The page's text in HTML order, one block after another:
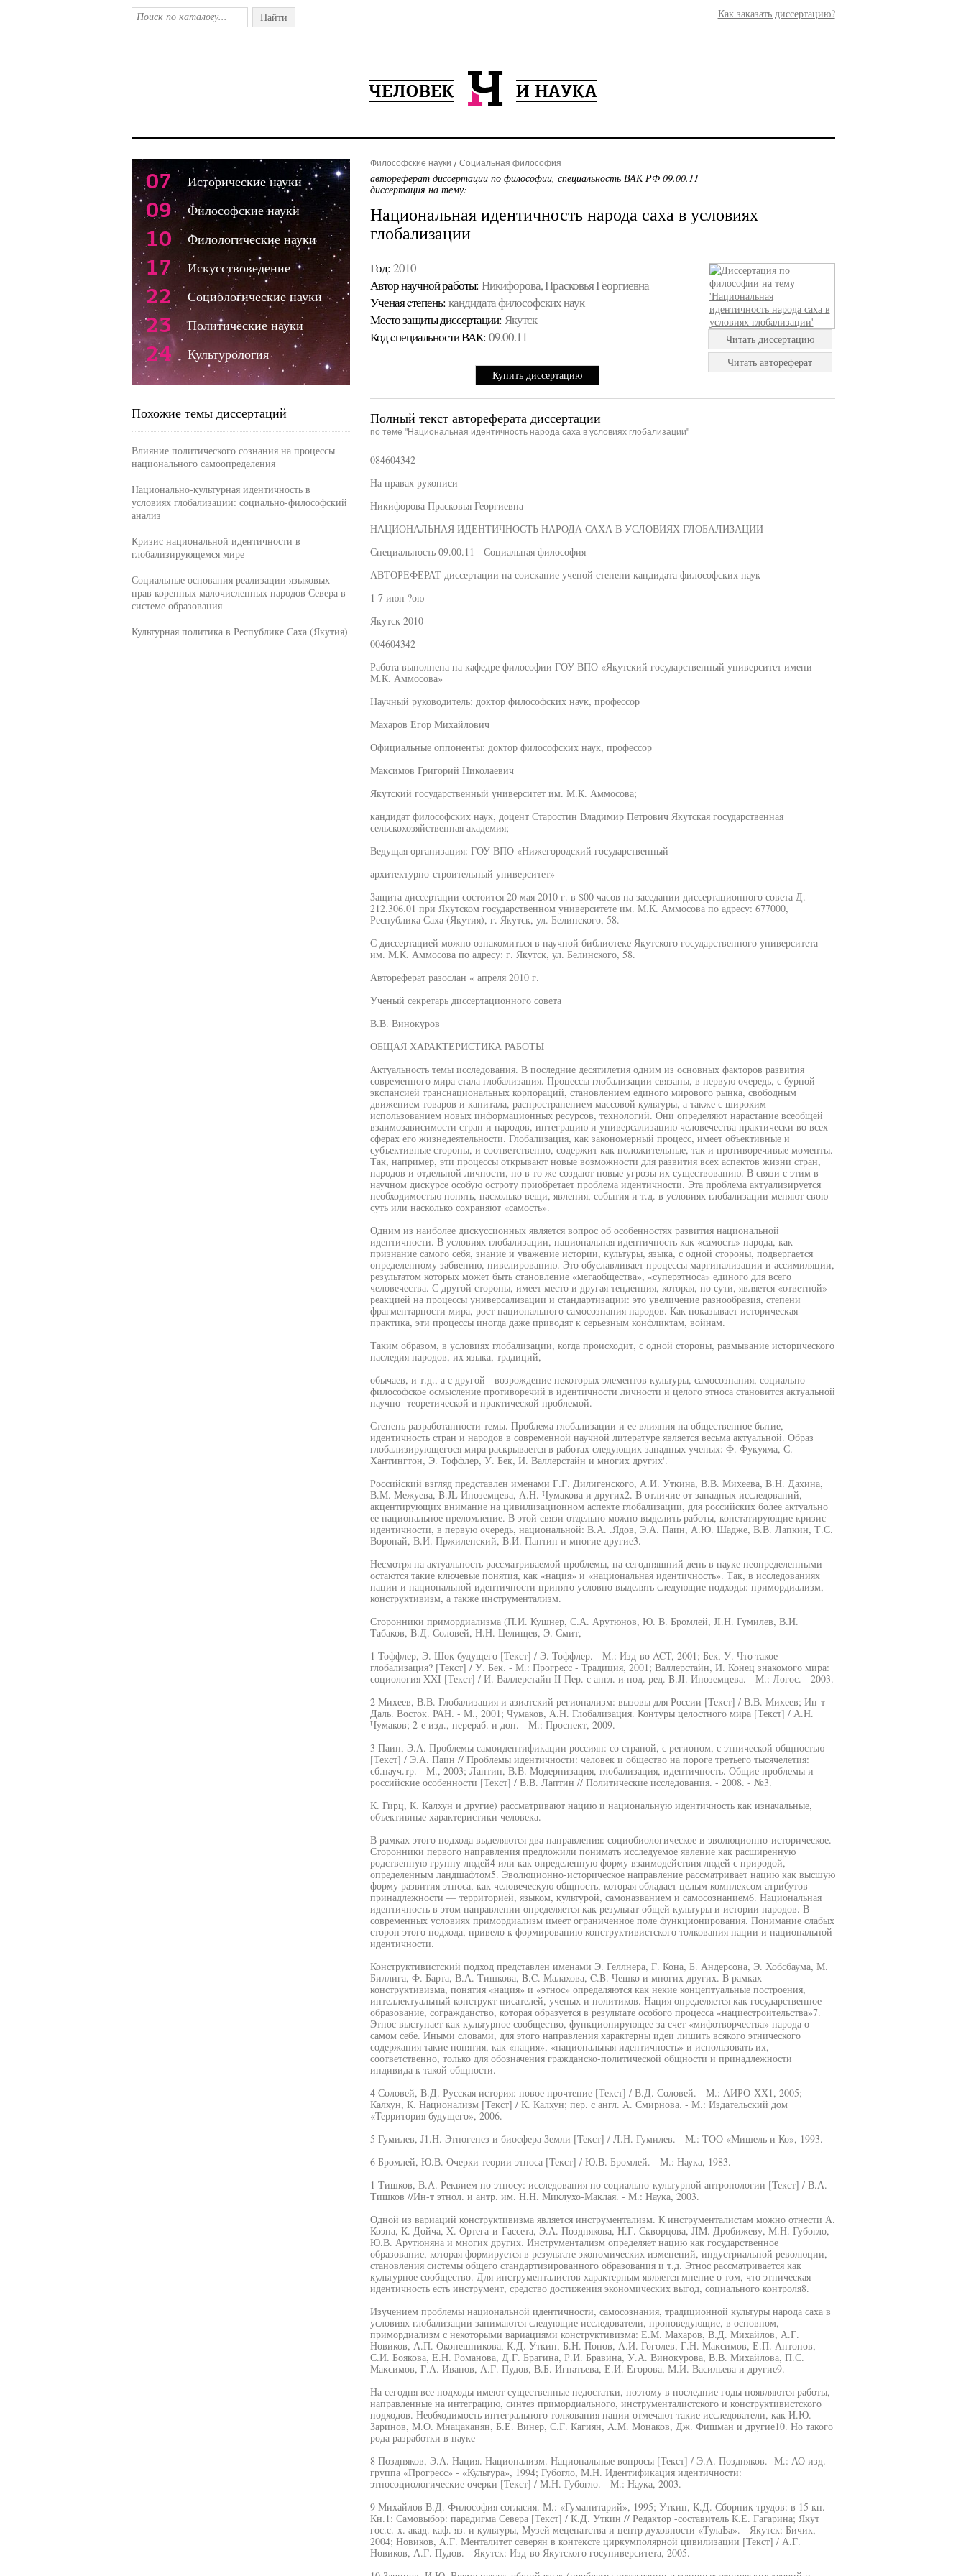
Найти Как заказать диссертацию?
Философские науки Социальная философия
автореферат диссертации по философии, специальность ВАК РФ 09.00.11
диссертация на тему:
Национальная идентичность народа саха в условиях
глобализации
Год: 2010
Автор научной работы: Никифорова, Прасковья Георгиевна
Ученая cтепень: кандидата философских наук
Место защиты диссертации: Якутск
Код cпециальности ВАК: 09.00.11
Купить диссертацию
Читать диссертацию
Читать автореферат
Полный текст автореферата диссертации
по теме "Национальная идентичность народа саха в условиях глобализации"
084604342
На правах рукописи
Никифорова Прасковья Георгиевна
НАЦИОНАЛЬНАЯ ИДЕНТИЧНОСТЬ НАРОДА САХА В УСЛОВИЯХ ГЛОБАЛИЗАЦИИ
Специальность 09.00.11 - Социальная философия
АВТОРЕФЕРАТ диссертации на соискание ученой степени кандидата философских наук
1 7 июн ?ою
Якутск 2010
004604342
Работа выполнена на кафедре философии ГОУ ВПО «Якутский государственный университет имени
М.К. Аммосова»
Научный руководитель: доктор философских наук, профессор
Махаров Егор Михайлович
Официальные оппоненты: доктор философских наук, профессор
Максимов Григорий Николаевич
Якутский государственный университет им. М.К. Аммосова;
кандидат философских наук, доцент Старостин Владимир Петрович Якутская государственная
сельскохозяйственная академия;
Ведущая организация: ГОУ ВПО «Нижегородский государственный
архитектурно-строительный университет»
Защита диссертации состоится 20 мая 2010 г. в $00 часов на заседании диссертационного совета Д.
212.306.01 при Якутском государственном университете им. М.К. Аммосова по адресу: 677000,
Республика Саха (Якутия), г. Якутск, ул. Белинского, 58.
С диссертацией можно ознакомиться в научной библиотеке Якутского государственного университета
им. М.К. Аммосова по адресу: г. Якутск, ул. Белинского, 58.
Автореферат разослан « апреля 2010 г.
Ученый секретарь диссертационного совета
В.В. Винокуров
ОБЩАЯ ХАРАКТЕРИСТИКА РАБОТЫ
Актуальность темы исследования. В последние десятилетия одним из основных факторов развития
современного мира стала глобализация. Процессы глобализации связаны, в первую очередь, с бурной
экспансией транснациональных корпораций, становлением единого мирового рынка, свободным
движением товаров и капитала, распространением массовой культуры, а также с широким
использованием новых информационных ресурсов, технологий. Они определяют нарастание всеобщей
взаимозависимости стран и народов, интеграцию и универсализацию человечества практически во всех
сферах его жизнедеятельности. Глобализация, как закономерный процесс, имеет объективные и
субъективные стороны, и соответственно, содержит как положительные, так и противоречивые моменты.
Так, например, эти процессы открывают новые возможности для развития всех аспектов жизни стран,
народов и отдельной личности, но в то же создают новые угрозы их существованию. В связи с этим в
научном дискурсе особую остроту приобретает проблема идентичности. Эта проблема актуализируется
необходимостью понять, насколько вещи, явления, события и т.д. в условиях глобализации меняют свою
суть или насколько сохраняют «самость».
Одним из наиболее дискуссионных является вопрос об особенностях развития национальной
идентичности. В условиях глобализации, национальная идентичность как «самость» народа, как
признание самого себя, знание и уважение истории, культуры, языка, с одной стороны, подвергается
определенному забвению, нивелированию. Это обуславливает процессы маргинализации и ассимиляции,
результатом которых может быть становление «мегаобщества», «суперэтноса» единого для всего
человечества. С другой стороны, имеет место и другая тенденция, которая, по сути, является «ответной»
реакцией на процессы универсализации и стандартизации: это увеличение разнообразия, степени
фрагментарности мира, рост национального самосознания народов. Как показывает историческая
практика, эти процессы иногда даже приводят к серьезным конфликтам, войнам.
Таким образом, в условиях глобализации, когда происходит, с одной стороны, размывание исторического
наследия народов, их языка, традиций,
обычаев, и т.д., а с другой - возрождение некоторых элементов культуры, самосознания, социально-
философское осмысление противоречий в идентичности личности и целого этноса становится актуальной
научно -теоретической и практической проблемой.
Степень разработанности темы. Проблема глобализации и ее влияния на общественное бытие,
идентичность стран и народов в современной научной литературе является весьма актуальной. Образ
глобализирующегося мира раскрывается в работах следующих западных ученых: Ф. Фукуяма, С.
Хантингтон, Э. Тоффлер, У. Бек, И. Валлерстайн и многих других'.
Российский взгляд представлен именами Г.Г. Дилигенского, А.И. Уткина, В.В. Михеева, В.Н. Дахина,
В.М. Межуева, B.JL Иноземцева, А.Н. Чумакова и других2. В отличие от западных исследований,
акцентирующих внимание на цивилизационном аспекте глобализации, для российских более актуально
ее национальное преломление. В этой связи отдельно можно выделить работы, констатирующие кризис
идентичности, в первую очередь, национальной: В.А. .Ядов, Э.А. Паин, А.Ю. Шадже, В.В. Лапкин, Т.С.
Воропай, В.И. Пржиленский, В.И. Пантин и многие другие3.
Несмотря на актуальность рассматриваемой проблемы, на сегодняшний день в науке неопределенными
остаются такие ключевые понятия, как «нация» и «национальная идентичность». Так, в исследованиях
нации и национальной идентичности принято условно выделять следующие подходы: примордиализм,
конструктивизм, а также инструментализм.
Сторонники примордиализма (П.И. Кушнер, С.А. Арутюнов, Ю. В. Бромлей, JI.H. Гумилев, В.И.
Табаков, В.Д. Соловей, H.H. Целищев, Э. Смит,
1 Тоффлер, Э. Шок будущего [Текст] / Э. Тоффлер. - М.: Изд-во ACT, 2001; Бек, У. Что такое
глобализация? [Текст] / У. Бек. - М.: Прогресс - Традиция, 2001; Валлерстайн, И. Конец знакомого мира:
социология XXI [Текст] / И. Валлерстайн II Пер. с англ. и под. ред. B.JI. Иноземцева. - М.: Логос. - 2003.
2 Михеев, В.В. Глобализация и азиатский регионализм: вызовы для России [Текст] / В.В. Михеев; Ин-т
Даль. Восток. РАН. - М., 2001; Чумаков, А.Н. Глобализация. Контуры целостного мира [Текст] / А.Н.
Чумаков; 2-е изд., перераб. и доп. - М.: Проспект, 2009.
3 Паин, Э.А. Проблемы самоидентификации россиян: со страной, с регионом, с этнической общностью
[Текст] / Э.А. Паин // Проблемы идентичности: человек и общество на пороге третьего тысячелетия:
сб.науч.тр. - М., 2003; Лаптин, В.В. Модернизация, глобализация, идентичность. Общие проблемы и
российские особенности [Текст] / В.В. Лаптин // Политические исследования. - 2008. - №3.
К. Гирц, К. Калхун и другие) рассматривают нацию и национальную идентичность как изначальные,
объективные характеристики человека.
В рамках этого подхода выделяются два направления: социобиологическое и эволюционно-историческое.
Сторонники первого направления предложили понимать исследуемое явление как расширенную
родственную группу людей4 или как определенную форму взаимодействия людей с природой,
определенным ландшафтом5. Эволюционно-историческое направление рассматривает нацию как высшую
форму развития этноса, как человеческую общность, которая обладает целым комплексом атрибутов
принадлежности — территорией, языком, культурой, самоназванием и самосознанием6. Национальная
идентичность в этом направлении определяется как результат общей культуры и истории народов. В
современных условиях примордиализм имеет ограниченное поле функционирования. Понимание слабых
сторон этого подхода, привело к формированию конструктивистского толкования нации и национальной
идентичности.
Конструктивистский подход представлен именами Э. Геллнера, Г. Кона, Б. Андерсона, Э. Хобсбаума, М.
Биллига, Ф. Барта, В.А. Тишкова, B.C. Малахова, C.B. Чешко и многих других. В рамках
конструктивизма, понятия «нация» и «этнос» определяются как некие концептуальные построения,
интеллектуальный конструкт писателей, ученых и политиков. Нация определяется как государственное
образование, согражданство, которая образуется в результате особого процесса «нациестроительства»7.
Этнос выступает как культурное сообщество, функционирующее за счет «мифотворчества» народа о
самом себе. Иными словами, для этого направления характерны идеи лишить всякого этнического
содержания такие понятия, как «нация», «национальная идентичность» и использовать их,
соответственно, только для обозначения гражданско-политической общности и принадлежности
индивида к такой общности.
4 Соловей, В.Д. Русская история: новое прочтение [Текст] / В.Д. Соловей. - М.: АИРО-ХХ1, 2005;
Калхун, К. Национализм [Текст] / К. Калхун; пер. с англ. А. Смирнова. - М.: Издательский дом
«Территория будущего», 2006.
5 Гумилев, J1.H. Этногенез и биосфера Земли [Текст] / Л.Н. Гумилев. - М.: ТОО «Мишель и Ко», 1993.
6 Бромлей, Ю.В. Очерки теории этноса [Текст] / Ю.В. Бромлей. - М.: Наука, 1983.
1 Тишков, В.А. Реквием по этносу: исследования по социально-культурной антропологии [Текст] / В.А.
Тишков //Ин-т этнол. и антр. им. H.H. Миклухо-Маклая. - М.: Наука, 2003.
Одной из вариаций конструктивизма является инструментализм. К инструменталистам можно отнести А.
Коэна, К. Дойча, X. Ортега-и-Гассета, Э.А. Позднякова, Н.Г. Скворцова, JIM. Дробижеву, М.Н. Губогло,
Ю.В. Арутюняна и многих других. Инструментализм определяет нацию как государственное
образование, которая формируется в результате экономических изменений, индустриальной революции,
становления системы общего стандартизированного образования и т.д. Этнос рассматривается как
культурное сообщество. Для инструменталистов характерным является мнение о том, что этническая
идентичность есть инструмент, средство достижения экономических выгод, социального контроля8.
Изучением проблемы национальной идентичности, самосознания, традиционной культуры народа саха в
условиях глобализации занимаются следующие исследователи, проповедующие, в основном,
примордиализм с некоторыми вариациями конструктивизма: Е.М. Махаров, В.Д. Михайлов, А.Г.
Новиков, А.П. Оконешникова, К.Д. Уткин, Б.Н. Попов, А.И. Гоголев, Г.Н. Максимов, Е.П. Антонов,
С.И. Боякова, E.H. Романова, Д.Г. Брагина, Р.И. Бравина, У.А. Винокурова, В.В. Михайлова, П.С.
Максимов, Г.А. Иванов, А.Г. Пудов, В.Б. Игнатьева, Е.И. Егорова, М.И. Васильева и другие9.
На сегодня все подходы имеют существенные недостатки, поэтому в последние годы появляются работы,
направленные на интеграцию, синтез примордиального, инструменталистского и конструктивистского
подходов. Необходимость интегрального толкования нации отмечают такие исследователи, как И.Ю.
Заринов, М.О. Мнацаканян, Б.Е. Винер, С.Г. Кагиян, A.M. Монаков, Дж. Фишман и другие10. Но такого
рода разработки в науке
8 Поздняков, Э.А. Нация. Национализм. Национальные вопросы [Текст] / Э.А. Поздняков. -М.: АО изд.
группа «Прогресс» - «Культура», 1994; Губогло, М.Н. Идентификация идентичности:
этносоциологические очерки [Текст] / М.Н. Губогло. - М.: Наука, 2003.
9 Михайлов В.Д. Философия согласия. М.: «Гуманитарий», 1995; Уткин, К.Д. Сборник трудов: в 15 кн.
Кн.1: Самовыбор: парадигма Севера [Текст] / К.Д. Уткин // Редактор -составитель К.Е. Гагарина; Якут
гос.с.-х. акад. каф. яз. и культуры, Музей меценатства и центр духовности «ТулаЬа». - Якутск: Бичик,
2004; Новиков, А.Г. Менталитет северян в контексте циркумполярной цивилизации [Текст] / А.Г.
Новиков, А.Г. Пудов. - Якутск: Изд-во Якутского госуниверситета, 2005.
07 Исторические науки
09 Философские науки
10 Филологические науки
17 Искусствоведение
22 Социологические науки
23 Политические науки
24 Культурология
Похожие темы диссертаций
Влияние политического сознания на процессы
национального самоопределения
Национально-культурная идентичность в
условиях глобализации: социально-философский
анализ
Кризис национальной идентичности в
глобализирующемся мире
Социальные основания реализации языковых
прав коренных малочисленных народов Севера в
системе образования
Культурная политика в Республике Саха (Якутия)